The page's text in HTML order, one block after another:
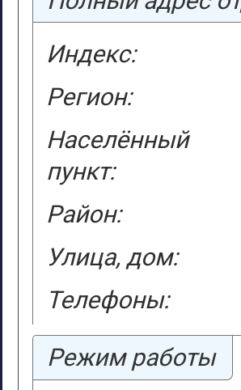
Индекс:
Регион:
Населённый
пункт:
Район:
Улица, дом:
Телефоны:
Режим работы